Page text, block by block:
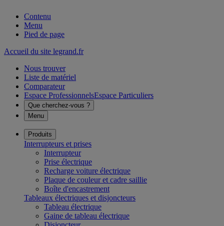
Contenu
Menu
Pied de page
Accueil du site legrand.fr
Nous trouver
Liste de matériel
Comparateur
Espace ProfessionnelsEspace Particuliers
Que cherchez-vous ?
Menu
Produits
Interrupteurs et prises
Interrupteur
Prise électrique
Recharge voiture électrique
Plaque de couleur et cadre saillie
Boîte d'encastrement
Tableaux électriques et disjoncteurs
Tableau électrique
Gaine de tableau électrique